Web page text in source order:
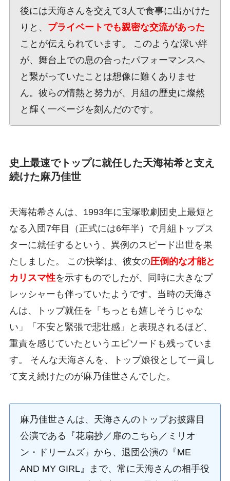
後には天海さんを交えて3人で食事に出かけた
りと、 プライベートでも親密な交流があった
ことが伝えられています。 このような深い絆
が、舞台上での息の合ったパフォーマンスへ
と繋がっていたことは想像に難くありませ
ん。彼らの情熱と努力が、月組の歴史に燦然
と輝く一ページを刻んだのです。
史上最速でトップに就任した天海祐希と支え
続けた麻乃佳世
天海祐希さんは、1993年に宝塚歌劇団史上最短と
なる入団7年目（正式には6年半）で月組トップス
ターに就任するという、異例のスピード出世を果
たしました。 この快挙は、彼女の圧倒的な才能と
カリスマ性を示すものでしたが、同時に大きなプ
レッシャーも伴っていたようです。当時の天海さ
んは、トップ就任を「ちっとも嬉しそうじゃな
い」「不安と緊張で悲壮感」と表現されるほど、
重責を感じていたというエピソードも残っていま
す。 そんな天海さんを、トップ娘役として一貫し
て支え続けたのが麻乃佳世さんでした。
麻乃佳世さんは、天海さんのトップお披露目
公演である『花扇抄／扉のこちら／ミリオ
ン・ドリームズ』から、退団公演の『ME
AND MY GIRL』まで、常に天海さんの相手役